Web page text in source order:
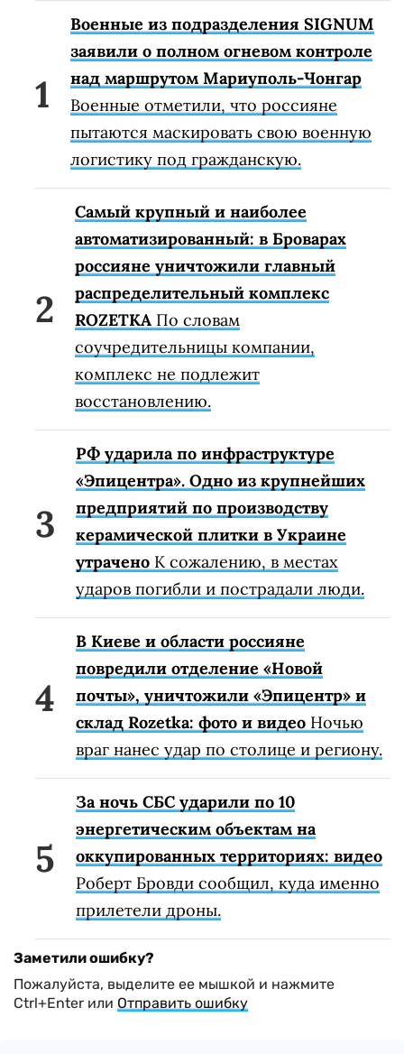
Военные из подразделения SIGNUM
заявили о полном огневом контроле
над маршрутом Мариуполь-Чонгар
Военные отметили, что россияне
пытаются маскировать свою военную
логистику под гражданскую.
Самый крупный и наиболее
автоматизированный: в Броварах
россияне уничтожили главный
распределительный комплекс
ROZETKA По словам
соучредительницы компании,
комплекс не подлежит
восстановлению.
РФ ударила по инфраструктуре
«Эпицентра». Одно из крупнейших
предприятий по производству
керамической плитки в Украине
утрачено К сожалению, в местах
ударов погибли и пострадали люди.
В Киеве и области россияне
повредили отделение «Новой
почты», уничтожили «Эпицентр» и
склад Rozetka: фото и видео Ночью
враг нанес удар по столице и региону.
За ночь СБС ударили по 10
энергетическим объектам на
оккупированных территориях: видео
Роберт Бровди сообщил, куда именно
прилетели дроны.
Заметили ошибку?
Пожалуйста, выделите ее мышкой и нажмите
Ctrl+Enter или Отправить ошибку